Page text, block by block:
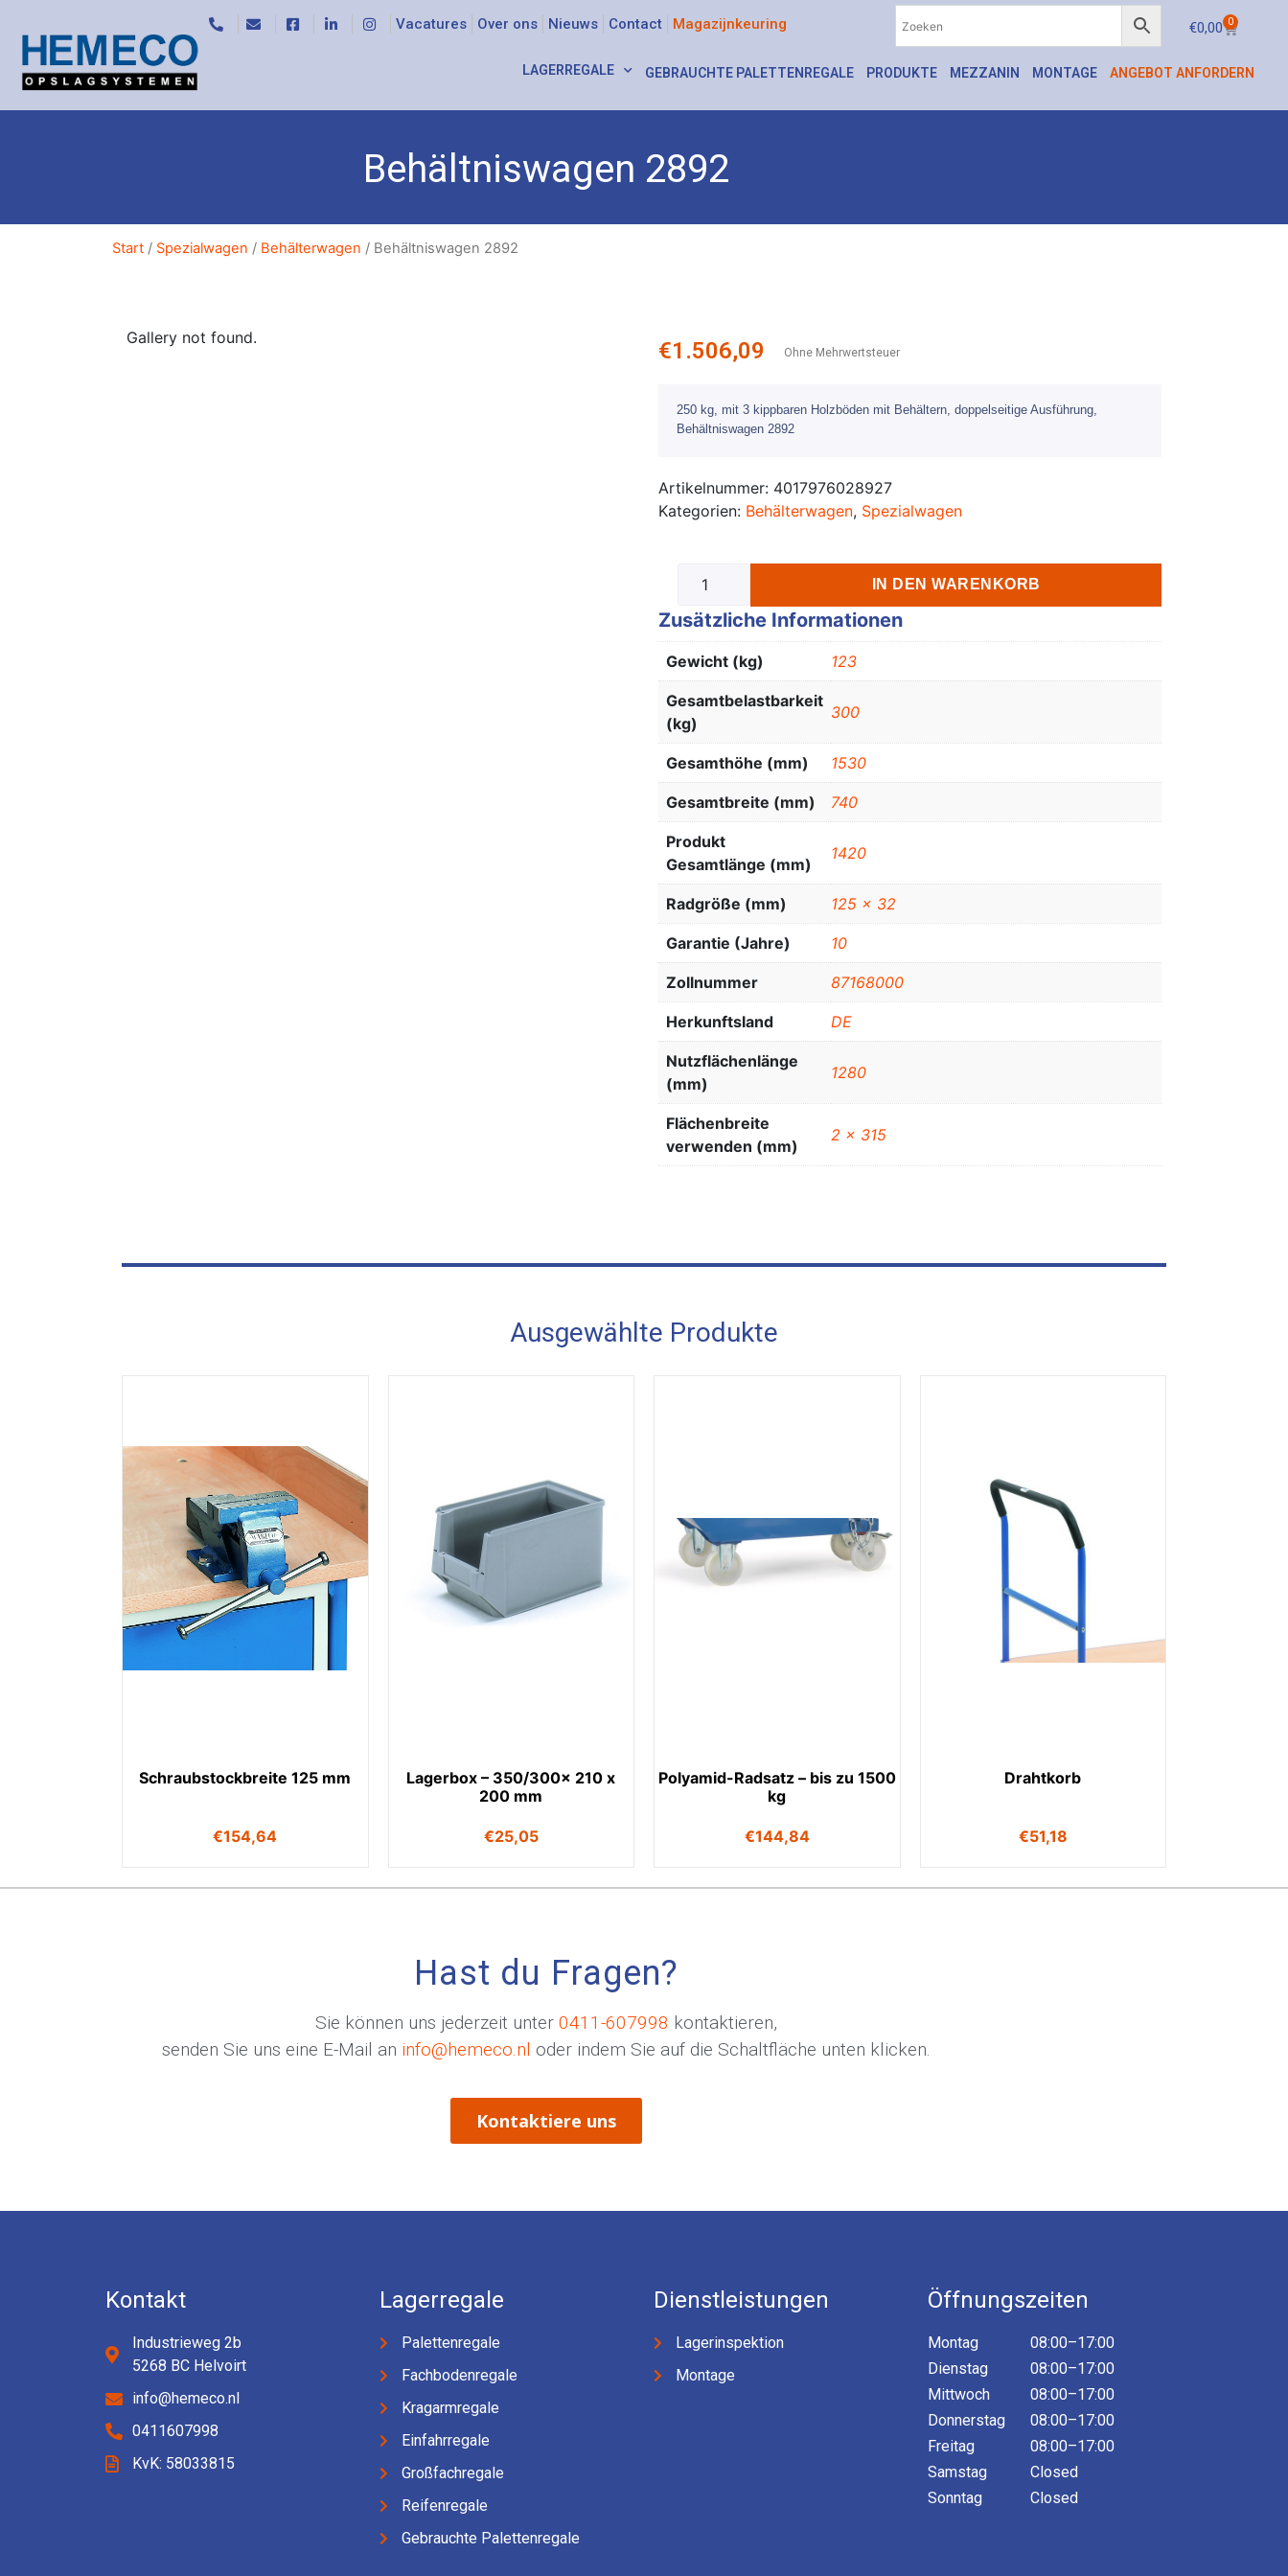
Vacatures Over ons Nieuws Contact Magazijnkeuring €0,00 0
LAGERREGALE GEBRAUCHTE PALETTENREGALE PRODUKTE MEZZANIN MONTAGE ANGEBOT ANFORDERN
Behältniswagen 2892
Start / Spezialwagen / Behälterwagen / Behältniswagen 2892
Gallery not found. €1.506,09 Ohne Mehrwertsteuer
250 kg, mit 3 kippbaren Holzböden mit Behältern, doppelseitige Ausführung,
Behältniswagen 2892
Artikelnummer: 4017976028927
Kategorien: Behälterwagen, Spezialwagen
IN DEN WARENKORB
Zusätzliche Informationen
Gewicht (kg) 123
Gesamtbelastbarkeit
(kg)
300
Gesamthöhe (mm) 1530
Gesamtbreite (mm) 740
Produkt
Gesamtlänge (mm)
1420
Radgröße (mm) 125 x 32
Garantie (Jahre) 10
Zollnummer 87168000
Herkunftsland DE
Nutzflächenlänge
(mm)
1280
Flächenbreite
verwenden (mm)
2 x 315
Ausgewählte Produkte
Schraubstockbreite 125 mm
€154,64
Lagerbox – 350/300x 210 x
200 mm
€25,05
Polyamid-Radsatz – bis zu 1500
kg
€144,84
Drahtkorb
€51,18
Hast du Fragen?
Sie können uns jederzeit unter 0411-607998 kontaktieren,
senden Sie uns eine E-Mail an info@hemeco.nl oder indem Sie auf die Schaltfläche unten klicken.
Kontaktiere uns
Kontakt
Industrieweg 2b
5268 BC Helvoirt
info@hemeco.nl
0411607998
KvK: 58033815
Lagerregale
Palettenregale
Fachbodenregale
Kragarmregale
Einfahrregale
Großfachregale
Reifenregale
Gebrauchte Palettenregale
Dienstleistungen
Lagerinspektion
Montage
Öffnungszeiten
Montag
Dienstag
Mittwoch
Donnerstag
Freitag
Samstag
Sonntag
08:00–17:00
08:00–17:00
08:00–17:00
08:00–17:00
08:00–17:00
Closed
Closed